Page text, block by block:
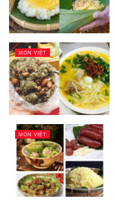
MÓN VIỆT
MÓN VIỆT